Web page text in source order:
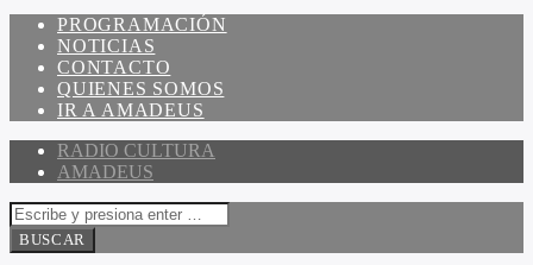
PROGRAMACIÓN
NOTICIAS
CONTACTO
QUIENES SOMOS
IR A AMADEUS
RADIO CULTURA
AMADEUS